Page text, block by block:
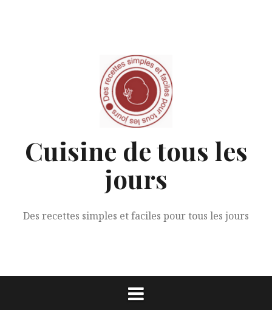
Cuisine de tous les
jours
Des recettes simples et faciles pour tous les jours